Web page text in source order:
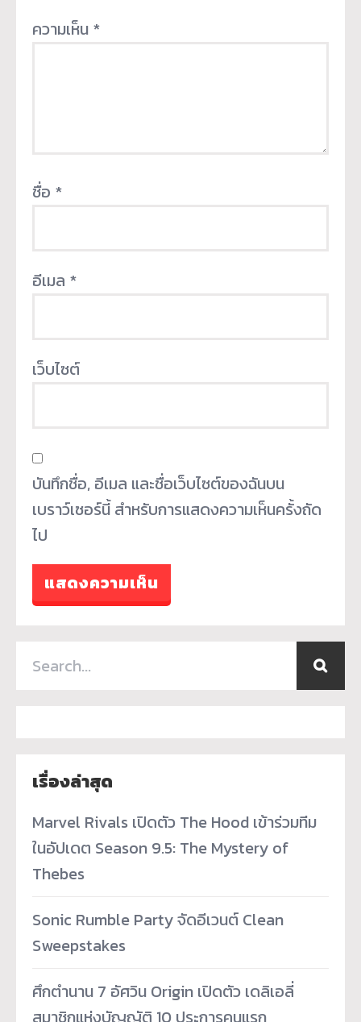
ความเห็น *
ชื่อ *
อีเมล *
เว็บไซต์
บันทึกชื่อ, อีเมล และชื่อเว็บไซต์ของฉันบน
เบราว์เซอร์นี้ สำหรับการแสดงความเห็นครั้งถัด
ไป
เรื่องล่าสุด
Marvel Rivals เปิดตัว The Hood เข้าร่วมทีม
ในอัปเดต Season 9.5: The Mystery of
Thebes
Sonic Rumble Party จัดอีเวนต์ Clean
Sweepstakes
ศึกตำนาน 7 อัศวิน Origin เปิดตัว เดลิเอลี่
สมาชิกแห่งบัญญัติ 10 ประการคนแรก